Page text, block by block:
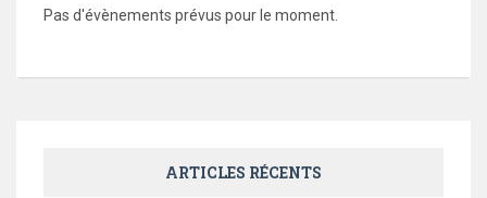
Pas d'évènements prévus pour le moment.
ARTICLES RÉCENTS